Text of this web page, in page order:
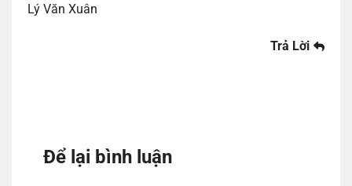
Lý Văn Xuân
Trả Lời
Để lại bình luận